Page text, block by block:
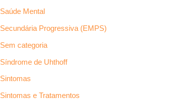
Saúde Mental
Secundária Progressiva (EMPS)
Sem categoria
Síndrome de Uhthoff
Sintomas
Sintomas e Tratamentos